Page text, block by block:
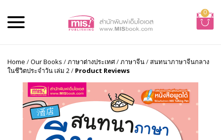
0
Home /Our Books /ภาษาต่างประเทศ/ภาษาจีน/สนทนาภาษาจีนกลาง
ในชีวิตประจำวัน เล่ม 2/ Product Reviews